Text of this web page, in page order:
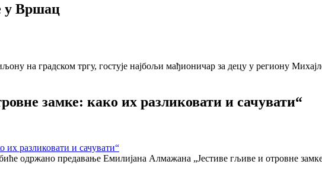
у Вршац
на градском тргу, гостује најбољи мађионичар за децу у региону
замке: како их разликовати и сачувати“
одржано предавање Емилијана Алмажана „Јестиве гљиве и отровне